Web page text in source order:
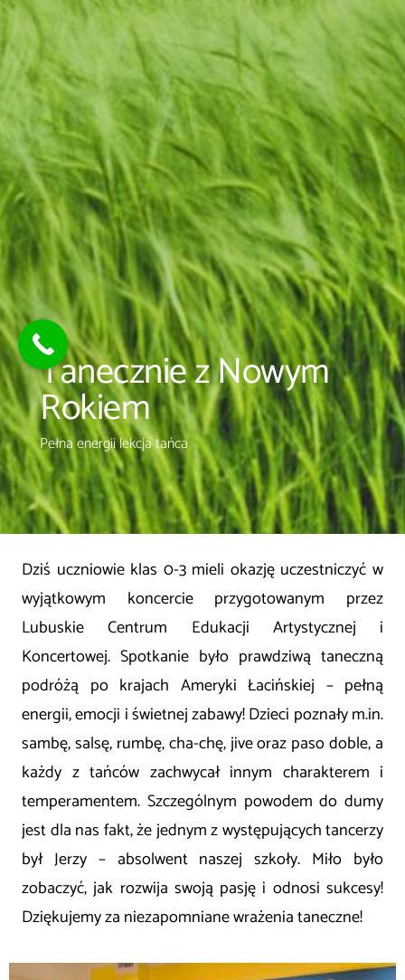
Tanecznie z Nowym
Rokiem
Pełna energii lekcja tańca
Dziś uczniowie klas 0-3 mieli okazję uczestniczyć w
wyjątkowym koncercie przygotowanym przez
Lubuskie Centrum Edukacji Artystycznej i
Koncertowej. Spotkanie było prawdziwą taneczną
podróżą po krajach Ameryki Łacińskiej – pełną
energii, emocji i świetnej zabawy! Dzieci poznały m.in.
sambę, salsę, rumbę, cha-chę, jive oraz paso doble, a
każdy z tańców zachwycał innym charakterem i
temperamentem. Szczególnym powodem do dumy
jest dla nas fakt, że jednym z występujących tancerzy
był Jerzy – absolwent naszej szkoły. Miło było
zobaczyć, jak rozwija swoją pasję i odnosi sukcesy!
Dziękujemy za niezapomniane wrażenia taneczne!